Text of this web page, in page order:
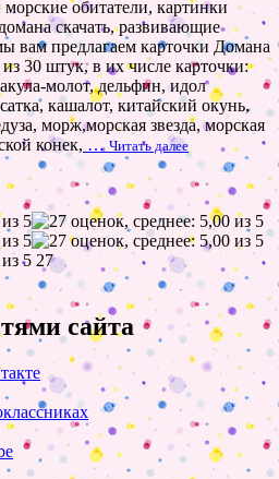
обитатели, картинки
скачать, развивающие
вам предлагаем карточки Домана
30 штук, в их числе карточки:
молот, дельфин, идол
кашалот, китайский окунь,
морж,морская звезда, морская
конек, … Читать далее
27
сайта